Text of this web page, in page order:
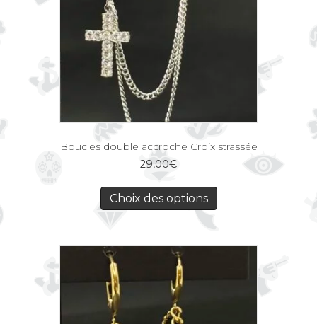
Boucles double accroche Croix strassée
29,00€
Choix des options